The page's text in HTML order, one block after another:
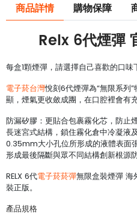
商品詳情 購物保障
Relx 6代煙彈
每盒1顆煙彈，請選擇自己喜歡的口味
電子菸台灣悅刻6代煙彈為“無限系列
顯，煙氣更收斂成團，在口腔裡會有充
防漏矽膠：更貼合包裹霧化芯，防止
長迷宮式結構，鎖住霧化倉中冷凝
0.35mm大小孔位所形成的液體表面
形成最後隔斷與眾不同結構創新根源防
RELX 6代電子菸菸彈無限盒裝煙彈 海
裝正版。
產品規格